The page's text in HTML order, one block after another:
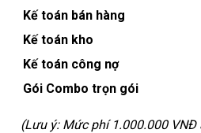
Kế toán bán hàng
Kế toán kho
Kế toán công nợ
Gói Combo trọn gói
(Lưu ý: Mức phí 1.000.000